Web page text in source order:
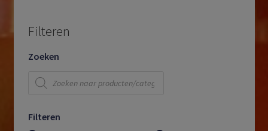
Filteren
Zoeken
Producten
zoeken
Filteren